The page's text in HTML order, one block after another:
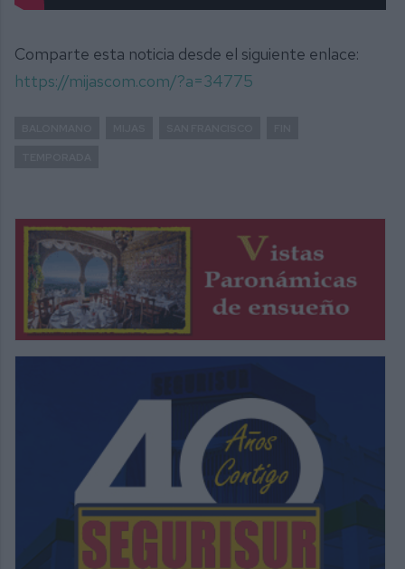
Comparte esta noticia desde el siguiente enlace:
https://mijascom.com/?a=34775